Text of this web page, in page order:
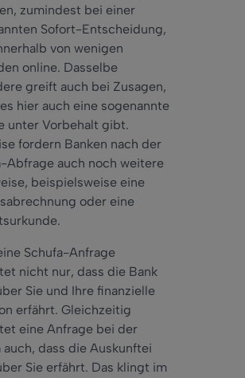
zumindest bei einer
Sofort-Entscheidung,
von wenigen
online. Dasselbe
greift auch bei Zusagen,
hier auch eine sogenannte
unter Vorbehalt gibt.
fordern Banken nach der
Abfrage auch noch weitere
beispielsweise eine
oder eine
Schufa-Anfrage
nicht nur, dass die Bank
Sie und Ihre finanzielle
erfährt. Gleichzeitig
eine Anfrage bei der
auch, dass die Auskunftei
Sie erfährt. Das klingt im